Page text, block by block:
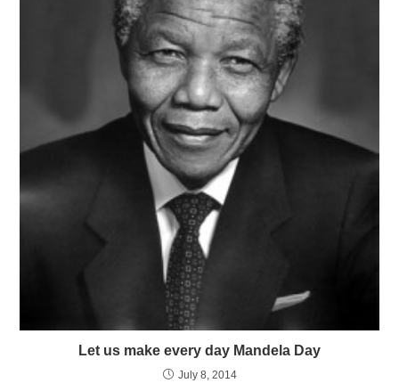
Let us make every day Mandela Day
July 8, 2014